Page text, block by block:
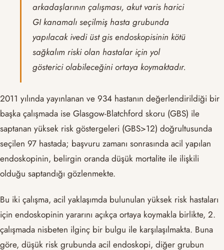
arkadaşlarının çalışması, akut varis harici
GI kanamalı seçilmiş hasta grubunda
yapılacak ivedi üst gis endoskopisinin kötü
sağkalım riski olan hastalar için yol
gösterici olabileceğini ortaya koymaktadır.
2011 yılında yayınlanan ve 934 hastanın değerlendirildiği bir
başka çalışmada ise Glasgow-Blatchford skoru (GBS) ile
saptanan yüksek risk göstergeleri (GBS>12) doğrultusunda
seçilen 97 hastada; başvuru zamanı sonrasında acil yapılan
endoskopinin, belirgin oranda düşük mortalite ile ilişkili
olduğu saptandığı gözlenmekte.
Bu iki çalışma, acil yaklaşımda bulunulan yüksek risk hastaları
için endoskopinin yararını açıkça ortaya koymakla birlikte, 2.
çalışmada nisbeten ilginç bir bulgu ile karşılaşılmakta. Buna
göre, düşük risk grubunda acil endoskopi, diğer grubun